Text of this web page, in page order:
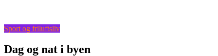
Sport og friluftsliv
Dag og nat i byen